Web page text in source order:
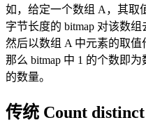
如，给定一个数组 A，其取
字节长度的 bitmap 对该数组
然后以数组 A 中元素的取值
那么 bitmap 中 1 的个数即
的数量。
传统 Count distinct